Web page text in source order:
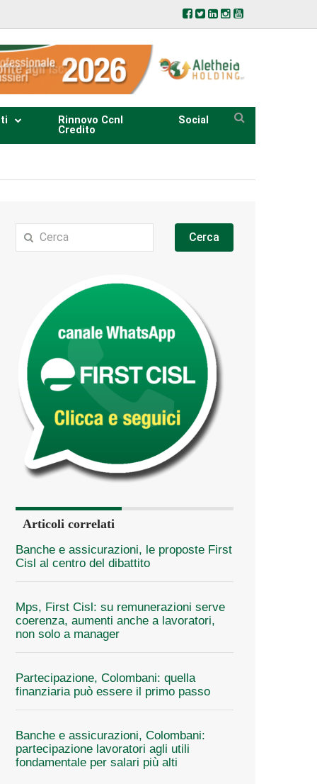
Rinnovo Ccnl
Credito
Social
Cerca
Articoli correlati
Banche e assicurazioni, le proposte First
Cisl al centro del dibattito
Mps, First Cisl: su remunerazioni serve
coerenza, aumenti anche a lavoratori,
non solo a manager
Partecipazione, Colombani: quella
finanziaria può essere il primo passo
Banche e assicurazioni, Colombani:
partecipazione lavoratori agli utili
fondamentale per salari più alti